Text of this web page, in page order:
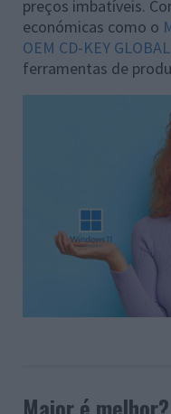
preços imbatíveis.
económicas como o
OEM CD-KEY GLOBAL
ferramentas de